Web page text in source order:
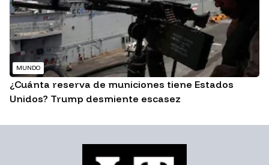
MUNDO
¿Cuánta reserva de municiones tiene Estados
Unidos? Trump desmiente escasez